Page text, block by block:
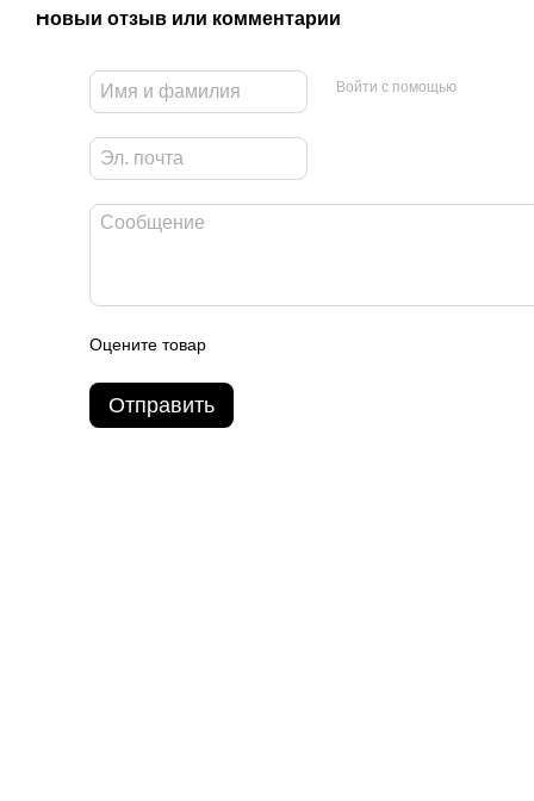
Новый отзыв или комментарий
Войти с помощью
Оцените товар
Отправить